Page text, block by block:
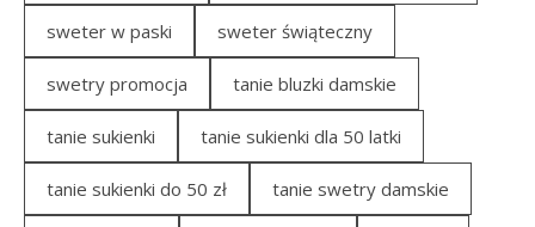
sweter w paski sweter świąteczny
swetry promocja tanie bluzki damskie
tanie sukienki tanie sukienki dla 50 latki
tanie sukienki do 50 zł tanie swetry damskie